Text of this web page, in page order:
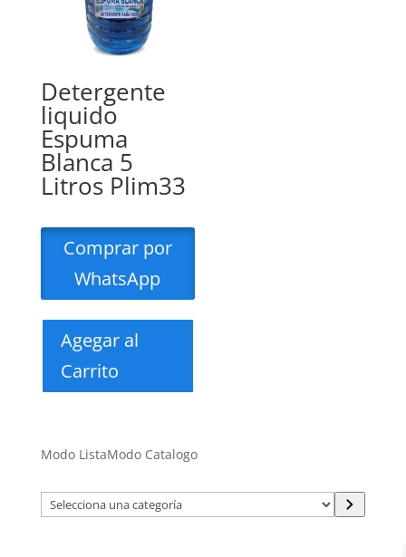
Detergente
liquido
Espuma
Blanca 5
Litros Plim33
Comprar por
WhatsApp
Agegar al
Carrito
Modo ListaModo Catalogo
Selecciona
una